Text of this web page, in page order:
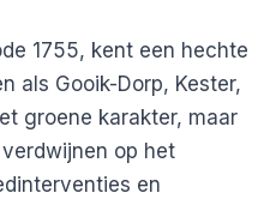
1755, kent een hechte
als Gooik-Dorp, Kester,
groene karakter, maar
op het
en